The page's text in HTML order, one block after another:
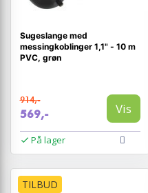
Sugeslange med
messingkoblinger 1,1" - 10 m
PVC, grøn
914,-
569,- Vis
På lager
TILBUD